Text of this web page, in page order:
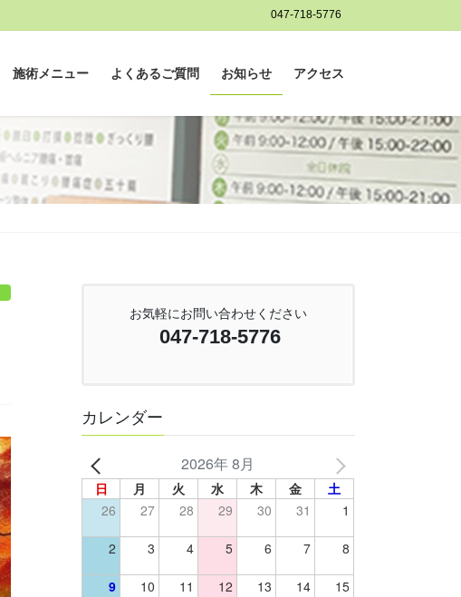
047-718-5776
施術メニュー よくあるご質問 お知らせ アクセス
お気軽にお問い合わせください
047-718-5776
カレンダー
2026年 8月
日 月 火 水 木 金
土
26
27 28 29 30 31 1
2 3 4 5 6 7 8
9 10 11 12 13 14 15